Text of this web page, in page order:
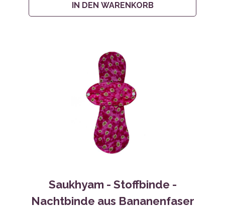
IN DEN WARENKORB
Saukhyam - Stoffbinde -
Nachtbinde aus Bananenfaser